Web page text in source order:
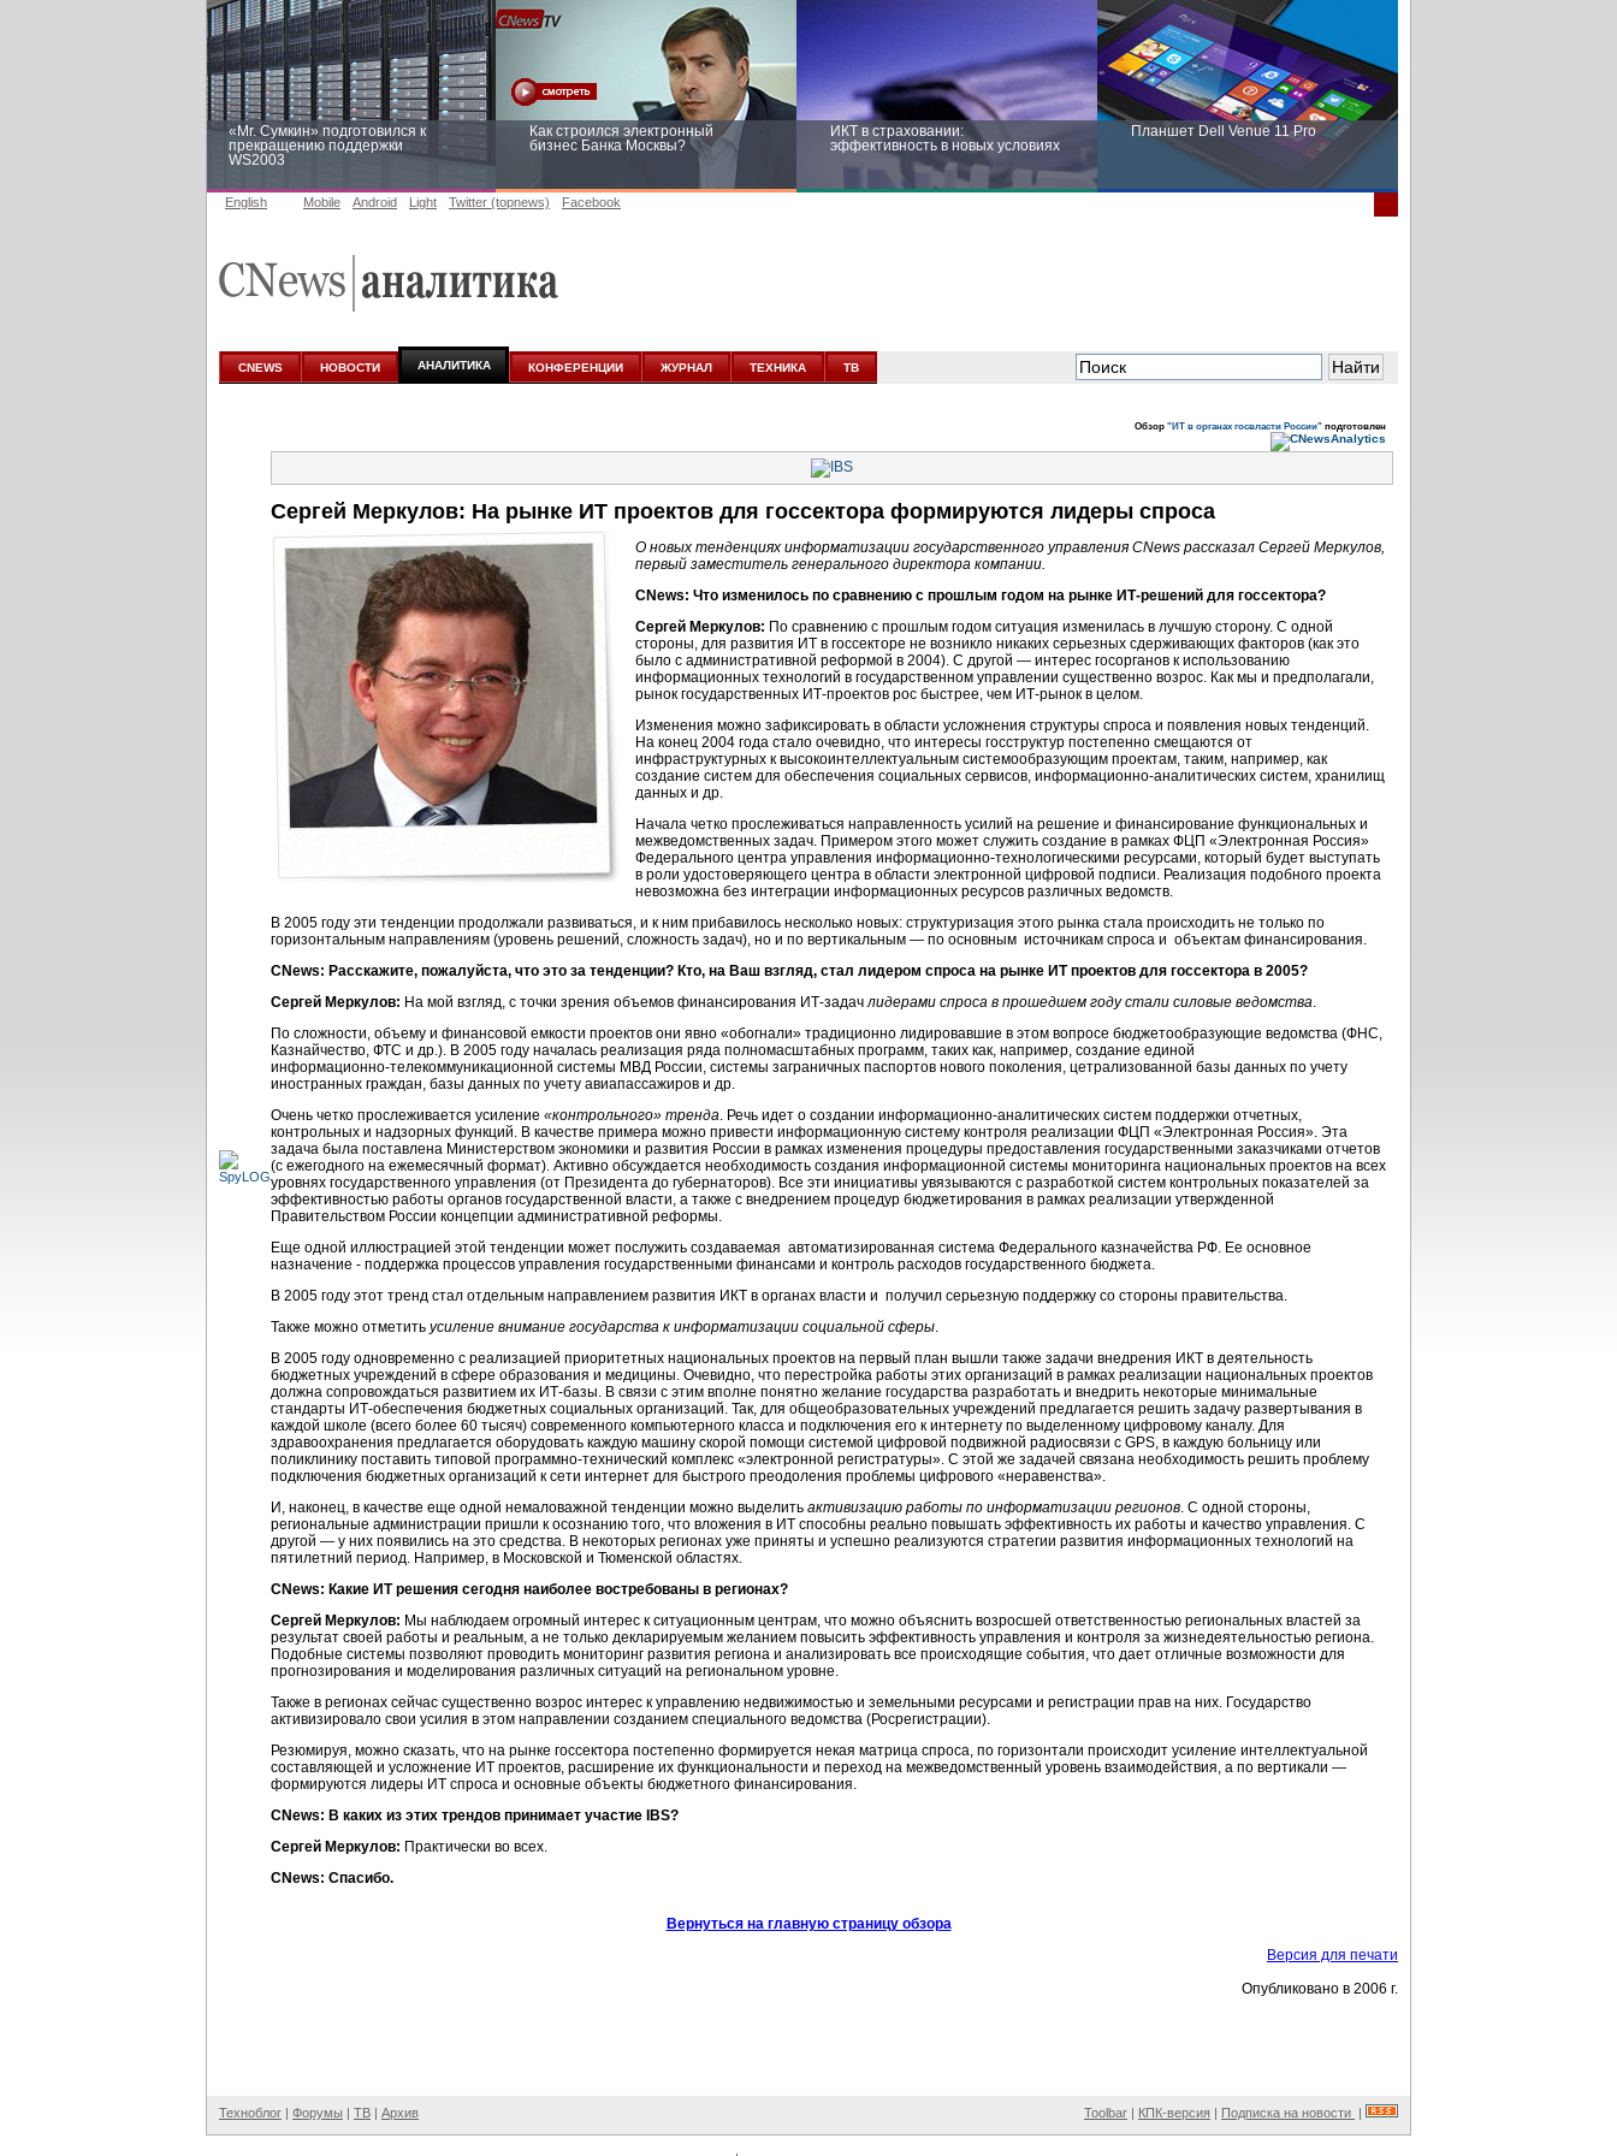
«Mr. Сумкин» подготовился к
прекращению поддержки
WS2003
Как строился электронный
бизнес Банка Москвы?
ИКТ в страховании:
эффективность в новых условиях
Планшет Dell Venue 11 Pro
аналитике
новых условиях
English Mobile Android Light Twitter (topnews) Facebook
CNEWS НОВОСТИ АНАЛИТИКА КОНФЕРЕНЦИИ ЖУРНАЛ ТЕХНИКА ТВ
Обзор "ИТ в органах госвласти России" подготовлен
Сергей Меркулов: На рынке ИТ проектов для госсектора формируются лидеры спроса
О новых тенденциях информатизации государственного управления CNews рассказал Сергей Меркулов,
первый заместитель генерального директора компании.
CNews: Что изменилось по сравнению с прошлым годом на рынке ИТ-решений для госсектора?
Сергей Меркулов: По сравнению с прошлым годом ситуация изменилась в лучшую сторону. С одной
стороны, для развития ИТ в госсекторе не возникло никаких серьезных сдерживающих факторов (как это
было с административной реформой в 2004). С другой — интерес госорганов к использованию
информационных технологий в государственном управлении существенно возрос. Как мы и предполагали,
рынок государственных ИТ-проектов рос быстрее, чем ИТ-рынок в целом.
Изменения можно зафиксировать в области усложнения структуры спроса и появления новых тенденций.
На конец 2004 года стало очевидно, что интересы госструктур постепенно смещаются от
инфраструктурных к высокоинтеллектуальным системообразующим проектам, таким, например, как
создание систем для обеспечения социальных сервисов, информационно-аналитических систем, хранилищ
данных и др.
Начала четко прослеживаться направленность усилий на решение и финансирование функциональных и
межведомственных задач. Примером этого может служить создание в рамках ФЦП «Электронная Россия»
Федерального центра управления информационно-технологическими ресурсами, который будет выступать
в роли удостоверяющего центра в области электронной цифровой подписи. Реализация подобного проекта
невозможна без интеграции информационных ресурсов различных ведомств.
В 2005 году эти тенденции продолжали развиваться, и к ним прибавилось несколько новых: структуризация этого рынка стала происходить не только по
горизонтальным направлениям (уровень решений, сложность задач), но и по вертикальным — по основным источникам спроса и объектам финансирования.
CNews: Расскажите, пожалуйста, что это за тенденции? Кто, на Ваш взгляд, стал лидером спроса на рынке ИТ проектов для госсектора в 2005?
Сергей Меркулов: На мой взгляд, с точки зрения объемов финансирования ИТ-задач лидерами спроса в прошедшем году стали силовые ведомства.
По сложности, объему и финансовой емкости проектов они явно «обогнали» традиционно лидировавшие в этом вопросе бюджетообразующие ведомства (ФНС,
Казнайчество, ФТС и др.). В 2005 году началась реализация ряда полномасштабных программ, таких как, например, создание единой
информационно-телекоммуникационной системы МВД России, системы заграничных паспортов нового поколения, цетрализованной базы данных по учету
иностранных граждан, базы данных по учету авиапассажиров и др.
Очень четко прослеживается усиление «контрольного» тренда. Речь идет о создании информационно-аналитических систем поддержки отчетных,
контрольных и надзорных функций. В качестве примера можно привести информационную систему контроля реализации ФЦП «Электронная Россия». Эта
задача была поставлена Министерством экономики и развития России в рамках изменения процедуры предоставления государственными заказчиками отчетов
(c ежегодного на ежемесячный формат). Активно обсуждается необходимость создания информационной системы мониторинга национальных проектов на всех
уровнях государственного управления (от Президента до губернаторов). Все эти инициативы увязываются с разработкой систем контрольных показателей за
эффективностью работы органов государственной власти, а также с внедрением процедур бюджетирования в рамках реализации утвержденной
Правительством России концепции административной реформы.
Еще одной иллюстрацией этой тенденции может послужить создаваемая автоматизированная система Федерального казначейства РФ. Ее основное
назначение - поддержка процессов управления государственными финансами и контроль расходов государственного бюджета.
В 2005 году этот тренд стал отдельным направлением развития ИКТ в органах власти и получил серьезную поддержку со стороны правительства.
Также можно отметить усиление внимание государства к информатизации социальной сферы.
В 2005 году одновременно с реализацией приоритетных национальных проектов на первый план вышли также задачи внедрения ИКТ в деятельность
бюджетных учреждений в сфере образования и медицины. Очевидно, что перестройка работы этих организаций в рамках реализации национальных проектов
должна сопровождаться развитием их ИТ-базы. В связи с этим вполне понятно желание государства разработать и внедрить некоторые минимальные
стандарты ИТ-обеспечения бюджетных социальных организаций. Так, для общеобразовательных учреждений предлагается решить задачу развертывания в
каждой школе (всего более 60 тысяч) современного компьютерного класса и подключения его к интернету по выделенному цифровому каналу. Для
здравоохранения предлагается оборудовать каждую машину скорой помощи системой цифровой подвижной радиосвязи c GPS, в каждую больницу или
поликлинику поставить типовой программно-технический комплекс «электронной регистратуры». С этой же задачей связана необходимость решить проблему
подключения бюджетных организаций к сети интернет для быстрого преодоления проблемы цифрового «неравенства».
И, наконец, в качестве еще одной немаловажной тенденции можно выделить активизацию работы по информатизации регионов. С одной стороны,
региональные администрации пришли к осознанию того, что вложения в ИТ способны реально повышать эффективность их работы и качество управления. С
другой — у них появились на это средства. В некоторых регионах уже приняты и успешно реализуются стратегии развития информационных технологий на
пятилетний период. Например, в Московской и Тюменской областях.
CNews: Какие ИТ решения сегодня наиболее востребованы в регионах?
Сергей Меркулов: Мы наблюдаем огромный интерес к ситуационным центрам, что можно объяснить возросшей ответственностью региональных властей за
результат своей работы и реальным, а не только декларируемым желанием повысить эффективность управления и контроля за жизнедеятельностью региона.
Подобные системы позволяют проводить мониторинг развития региона и анализировать все происходящие события, что дает отличные возможности для
прогнозирования и моделирования различных ситуаций на региональном уровне.
Также в регионах сейчас существенно возрос интерес к управлению недвижимостью и земельными ресурсами и регистрации прав на них. Государство
активизировало свои усилия в этом направлении созданием специального ведомства (Росрегистрации).
Резюмируя, можно сказать, что на рынке госсектора постепенно формируется некая матрица спроса, по горизонтали происходит усиление интеллектуальной
составляющей и усложнение ИТ проектов, расширение их функциональности и переход на межведомственный уровень взаимодействия, а по вертикали —
формируются лидеры ИТ спроса и основные объекты бюджетного финансирования.
CNews: В каких из этих трендов принимает участие IBS?
Сергей Меркулов: Практически во всех.
CNews: Спасибо.
Вернуться на главную страницу обзора
Версия для печати
Опубликовано в 2006 г.
Техноблог | Форумы | ТВ | Архив Toolbar | КПК-версия | Подписка на новости |